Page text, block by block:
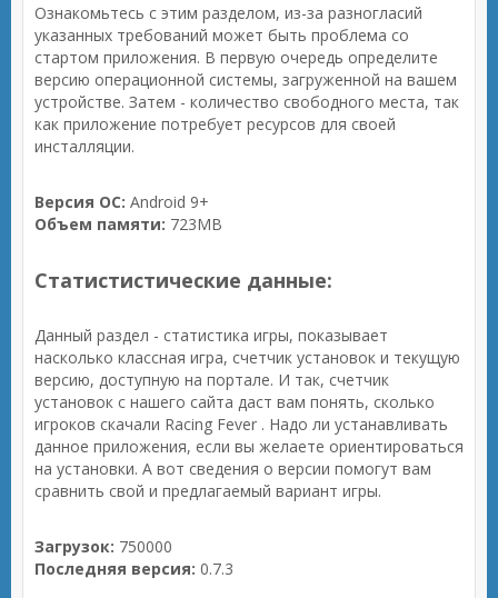
Ознакомьтесь с этим разделом, из-за разногласий
указанных требований может быть проблема со
стартом приложения. В первую очередь определите
версию операционной системы, загруженной на вашем
устройстве. Затем - количество свободного места, так
как приложение потребует ресурсов для своей
инсталляции.
Версия ОС: Android 9+
Объем памяти: 723MB
Статистистические данные:
Данный раздел - статистика игры, показывает
насколько классная игра, счетчик установок и текущую
версию, доступную на портале. И так, счетчик
установок с нашего сайта даст вам понять, сколько
игроков скачали Racing Fever . Надо ли устанавливать
данное приложения, если вы желаете ориентироваться
на установки. А вот сведения о версии помогут вам
сравнить свой и предлагаемый вариант игры.
Загрузок: 750000
Последняя версия: 0.7.3